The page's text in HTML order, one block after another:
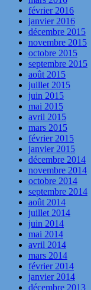
février 2016
janvier 2016
décembre 2015
novembre 2015
octobre 2015
septembre 2015
août 2015
juillet 2015
juin 2015
mai 2015
avril 2015
mars 2015
février 2015
janvier 2015
décembre 2014
novembre 2014
octobre 2014
septembre 2014
août 2014
juillet 2014
juin 2014
mai 2014
avril 2014
mars 2014
février 2014
janvier 2014
décembre 2013